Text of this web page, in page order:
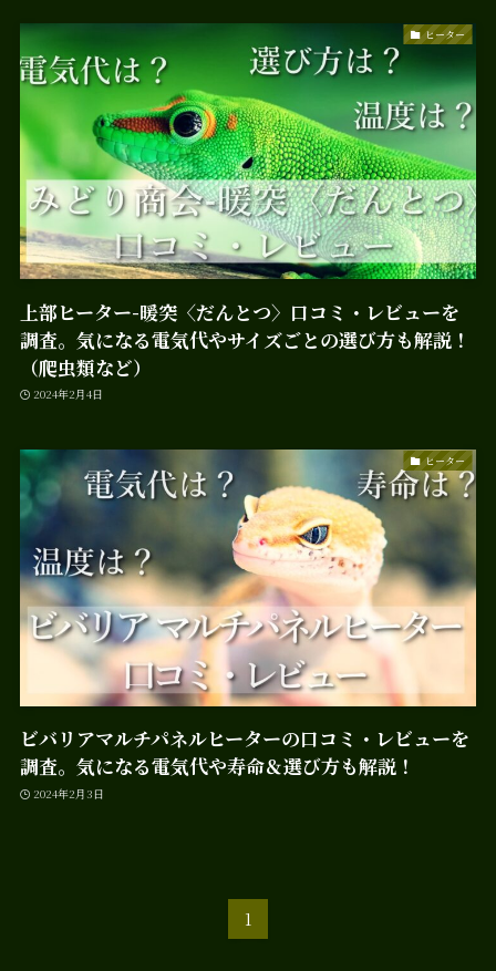
ヒーター
上部ヒーター-暖突〈だんとつ〉口コミ・レビューを
調査。気になる電気代やサイズごとの選び方も解説！
（爬虫類など）
2024年2月4日
ヒーター
ビバリアマルチパネルヒーターの口コミ・レビューを
調査。気になる電気代や寿命＆選び方も解説！
2024年2月3日
1